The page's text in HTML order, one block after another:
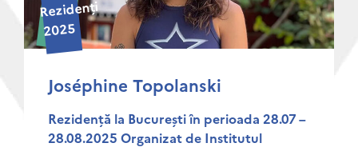
Rezidenți
2025
Joséphine Topolanski
Rezidență la București în perioada 28.07 –
28.08.2025 Organizat de Institutul